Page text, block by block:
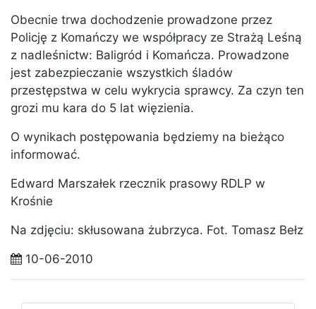
Obecnie trwa dochodzenie prowadzone przez
Policję z Komańczy we współpracy ze Strażą Leśną
z nadleśnictw: Baligród i Komańcza. Prowadzone
jest zabezpieczanie wszystkich śladów
przestępstwa w celu wykrycia sprawcy. Za czyn ten
grozi mu kara do 5 lat więzienia.
O wynikach postępowania będziemy na bieżąco
informować.
Edward Marszałek rzecznik prasowy RDLP w
Krośnie
Na zdjęciu: skłusowana żubrzyca. Fot. Tomasz Bełz
10-06-2010